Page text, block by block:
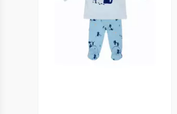
Vista Previa